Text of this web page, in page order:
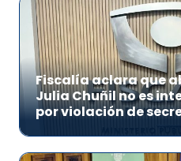
Fiscalía aclara que
Julia Chuñil no es
por violación de